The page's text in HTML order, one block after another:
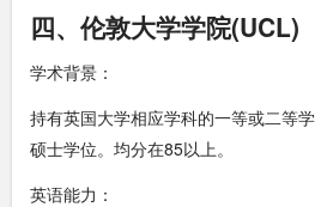
四、伦敦大学学院(UCL)
学术背景：
持有英国大学相应学科的一等或二等
硕士学位。均分在85以上。
英语能力：